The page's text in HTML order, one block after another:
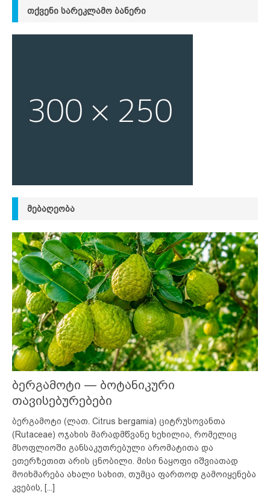
ᲗᲥᲕᲔᲜᲘ ᲡᲐᲠᲔᲙᲚᲐᲛᲝ ᲑᲐᲜᲔᲠᲘ
ᲛᲔᲑᲐᲦᲔᲝᲑᲐ
ბერგამოტი — ბოტანიკური
თავისებურებები
ბერგამოტი (ლათ. Citrus bergamia) ციტრუსოვანთა
(Rutaceae) ოჯახის მარადმწვანე ხეხილია, რომელიც
მსოფლიოში განსაკუთრებული არომატითა და
ეთერზეთით არის ცნობილი. მისი ნაყოფი იშვიათად
მოიხმარება ახალი სახით, თუმცა ფართოდ გამოიყენება
კვების,
[...]